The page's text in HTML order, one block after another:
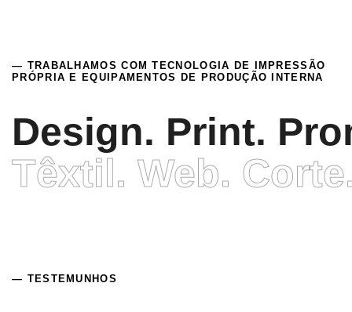
— TRABALHAMOS COM TECNOLOGIA DE IMPRESSÃO
PRÓPRIA E EQUIPAMENTOS DE PRODUÇÃO INTERNA
Design. Print.
Têxtil. Web.
Têxtil. Web.
— TESTEMUNHOS